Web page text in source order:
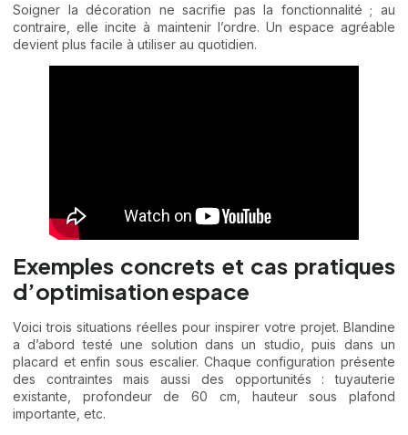
Soigner la décoration ne sacrifie pas la fonctionnalité ; au
contraire, elle incite à maintenir l’ordre. Un espace agréable
devient plus facile à utiliser au quotidien.
Exemples concrets et cas pratiques
d’optimisation espace
Voici trois situations réelles pour inspirer votre projet. Blandine
a d’abord testé une solution dans un studio, puis dans un
placard et enfin sous escalier. Chaque configuration présente
des contraintes mais aussi des opportunités : tuyauterie
existante, profondeur de 60 cm, hauteur sous plafond
importante, etc.